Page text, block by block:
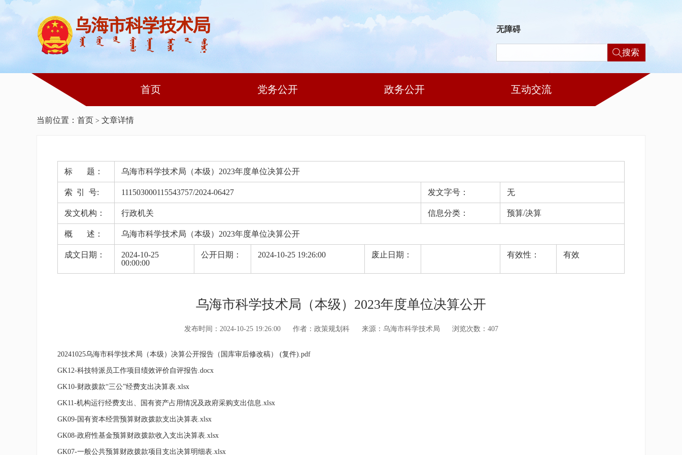
无障碍
搜索
首页 党务公开 政务公开 互动交流
当前位置： 首页 > 文章详情
标 题： 乌海市科学技术局（本级）2023年度单位决算公开
索 引 号: 111503000115543757/2024-06427 发文字号： 无
发文机构： 行政机关 信息分类： 预算/决算
概 述： 乌海市科学技术局（本级）2023年度单位决算公开
成文日期：
2024-10-25
00:00:00
公开日期： 2024-10-25 19:26:00 废止日期： 有效性： 有效
乌海市科学技术局（本级）2023年度单位决算公开
发布时间：2024-10-25 19:26:00 作者：政策规划科 来源：乌海市科学技术局 浏览次数： 407
20241025乌海市科学技术局（本级）决算公开报告（国库审后修改稿） (复件).pdf
GK12-科技特派员工作项目绩效评价自评报告.docx
GK10-财政拨款“三公”经费支出决算表.xlsx
GK11-机构运行经费支出、国有资产占用情况及政府采购支出信息.xlsx
GK09-国有资本经营预算财政拨款支出决算表.xlsx
GK08-政府性基金预算财政拨款收入支出决算表.xlsx
GK07-一般公共预算财政拨款项目支出决算明细表.xlsx